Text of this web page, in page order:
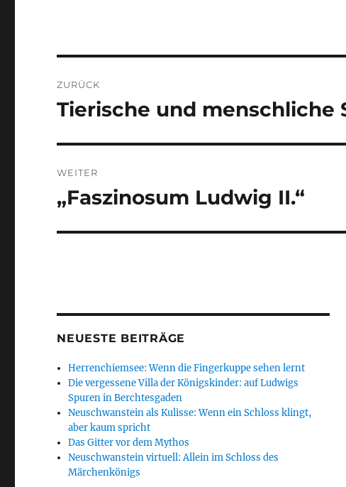
ZURÜCK
Vorheriger
Tierische und menschliche
WEITER
Nächster
„Faszinosum Ludwig II.“
NEUESTE BEITRÄGE
Herrenchiemsee: Wenn die Fingerkuppe sehen lernt
Die vergessene Villa der Königskinder: auf Ludwigs
Spuren in Berchtesgaden
Neuschwanstein als Kulisse: Wenn ein Schloss klingt,
aber kaum spricht
Das Gitter vor dem Mythos
Neuschwanstein virtuell: Allein im Schloss des
Märchenkönigs